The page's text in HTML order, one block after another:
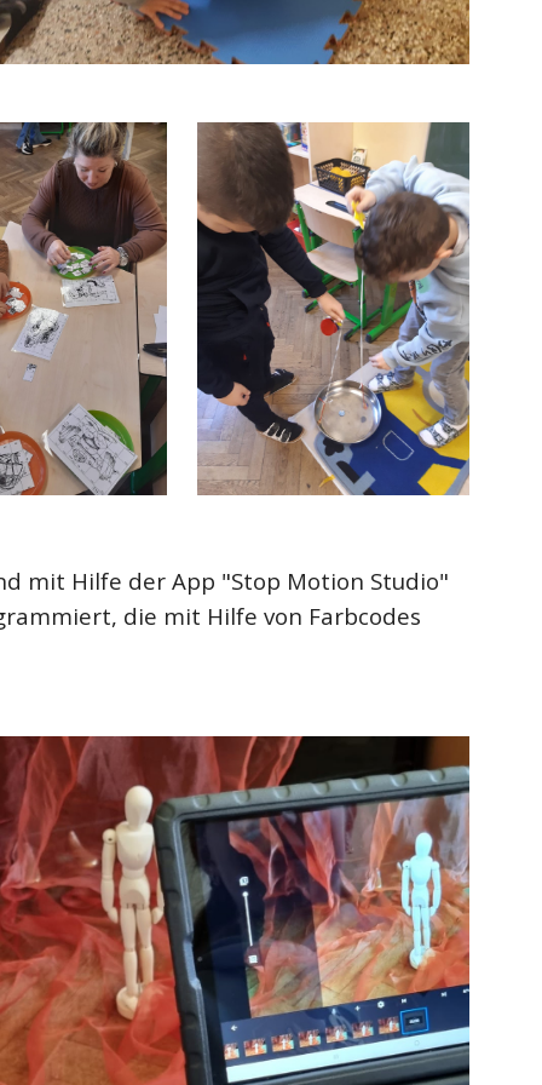
mit Hilfe der App "Stop Motion Studio"
die mit Hilfe von Farbcodes